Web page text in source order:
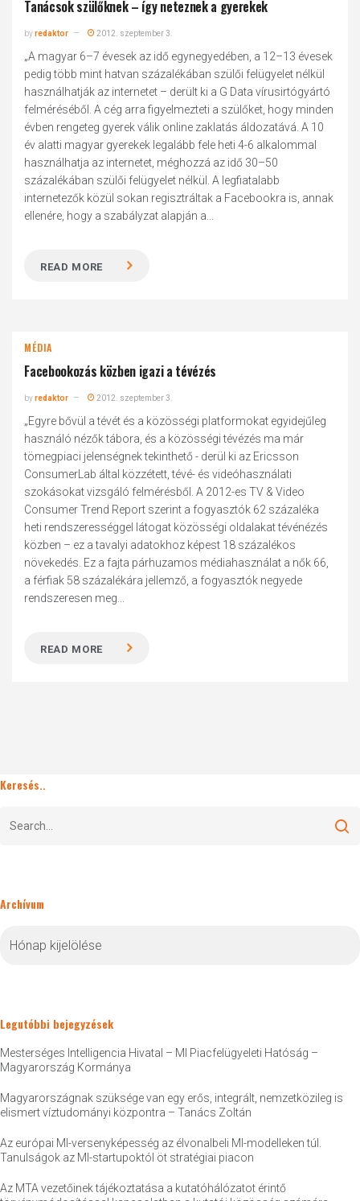
Tanácsok szülőknek – így neteznek a gyerekek
byredaktor 2012. szeptember 3.
„A magyar 6–7 évesek az idő egynegyedében, a 12–13 évesek
pedig több mint hatvan százalékában szülői felügyelet nélkül
használhatják az internetet – derült ki a G Data vírusirtógyártó
felméréséből. A cég arra figyelmezteti a szülőket, hogy minden
évben rengeteg gyerek válik online zaklatás áldozatává. A 10
év alatti magyar gyerekek legalább fele heti 4-6 alkalommal
használhatja az internetet, méghozzá az idő 30–50
százalékában szülői felügyelet nélkül. A legfiatalabb
internetezők közül sokan regisztráltak a Facebookra is, annak
ellenére, hogy a szabályzat alapján a...
READ MORE
MÉDIA
Facebookozás közben igazi a tévézés
byredaktor 2012. szeptember 3.
„Egyre bővül a tévét és a közösségi platformokat egyidejűleg
használó nézők tábora, és a közösségi tévézés ma már
tömegpiaci jelenségnek tekinthető - derül ki az Ericsson
ConsumerLab által közzétett, tévé- és videóhasználati
szokásokat vizsgáló felmérésből. A 2012-es TV & Video
Consumer Trend Report szerint a fogyasztók 62 százaléka
heti rendszerességgel látogat közösségi oldalakat tévénézés
közben – ez a tavalyi adatokhoz képest 18 százalékos
növekedés. Ez a fajta párhuzamos médiahasználat a nők 66,
a férfiak 58 százalékára jellemző, a fogyasztók negyede
rendszeresen meg...
READ MORE
Keresés..
Archívum
Legutóbbi bejegyzések
Mesterséges Intelligencia Hivatal – MI Piacfelügyeleti Hatóság –
Magyarország Kormánya
Magyarországnak szüksége van egy erős, integrált, nemzetközileg is
elismert víztudományi központra – Tanács Zoltán
Az európai MI-versenyképesség az élvonalbeli MI-modelleken túl.
Tanulságok az MI-startupoktól öt stratégiai piacon
Az MTA vezetőinek tájékoztatása a kutatóhálózatot érintő